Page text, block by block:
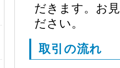
だきます。お
ださい。
取引の流れ